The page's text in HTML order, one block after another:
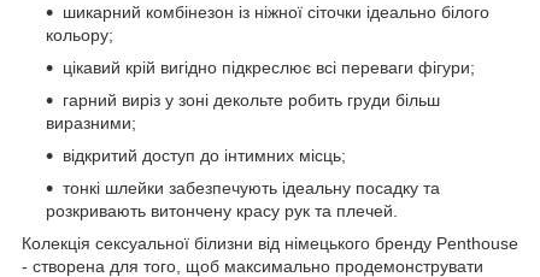
шикарний комбінезон із ніжної сіточки ідеально білого
кольору;
цікавий крій вигідно підкреслює всі переваги фігури;
гарний виріз у зоні декольте робить груди більш
виразними;
відкритий доступ до інтимних місць;
тонкі шлейки забезпечують ідеальну посадку та
розкривають витончену красу рук та плечей.
Колекція сексуальної білизни від німецького бренду Penthouse
- створена для того, щоб максимально продемонструвати